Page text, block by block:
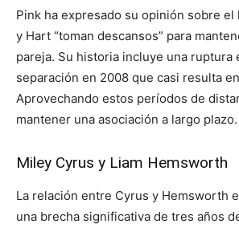
Pink ha expresado su opinión sobre el
y Hart “toman descansos” para
pareja. Su historia incluye una ruptura
separación en 2008 que casi resulta
Aprovechando estos períodos de
mantener una asociación a largo plazo.
Miley Cyrus y Liam Hemsworth
La relación entre Cyrus y Hemsworth
una brecha significativa de tres años